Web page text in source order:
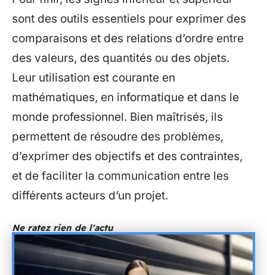
sont des outils essentiels pour exprimer des
comparaisons et des relations d’ordre entre
des valeurs, des quantités ou des objets.
Leur utilisation est courante en
mathématiques, en informatique et dans le
monde professionnel. Bien maîtrisés, ils
permettent de résoudre des problèmes,
d’exprimer des objectifs et des contraintes,
et de faciliter la communication entre les
différents acteurs d’un projet.
Ne ratez rien de l'actu